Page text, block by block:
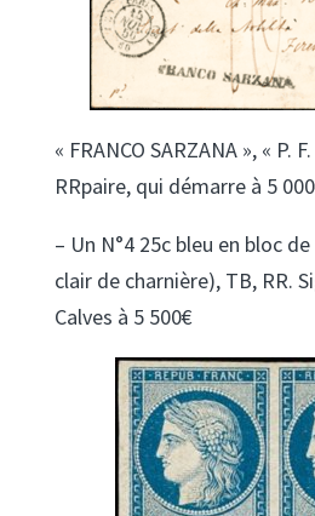
« FRANCO SARZANA », « P.
RRpaire, qui démarre à 5
– Un N°4 25c bleu en bloc
clair de charnière), TB, RR.
Calves à 5 500€